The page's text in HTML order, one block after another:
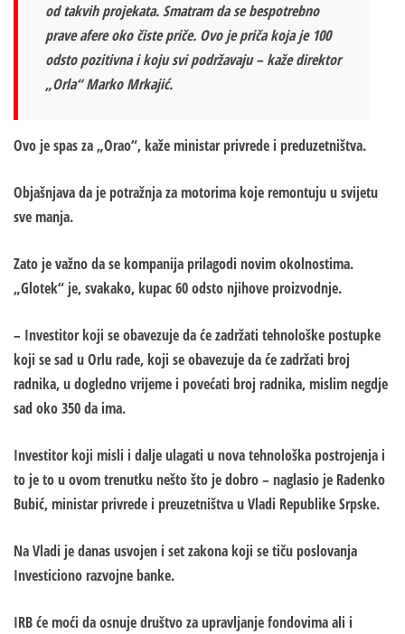
od takvih projekata. Smatram da se bespotrebno
prave afere oko čiste priče. Ovo je priča koja je 100
odsto pozitivna i koju svi podržavaju – kaže direktor
„Orla“ Marko Mrkajić.
Ovo je spas za „Orao“, kaže ministar privrede i preduzetništva.
Objašnjava da je potražnja za motorima koje remontuju u svijetu
sve manja.
Zato je važno da se kompanija prilagodi novim okolnostima.
„Glotek“ je, svakako, kupac 60 odsto njihove proizvodnje.
– Investitor koji se obavezuje da će zadržati tehnološke postupke
koji se sad u Orlu rade, koji se obavezuje da će zadržati broj
radnika, u dogledno vrijeme i povećati broj radnika, mislim negdje
sad oko 350 da ima.
Investitor koji misli i dalje ulagati u nova tehnološka postrojenja i
to je to u ovom trenutku nešto što je dobro – naglasio je Radenko
Bubić, ministar privrede i preuzetništva u Vladi Republike Srpske.
Na Vladi je danas usvojen i set zakona koji se tiču poslovanja
Investiciono razvojne banke.
IRB će moći da osnuje društvo za upravljanje fondovima ali i